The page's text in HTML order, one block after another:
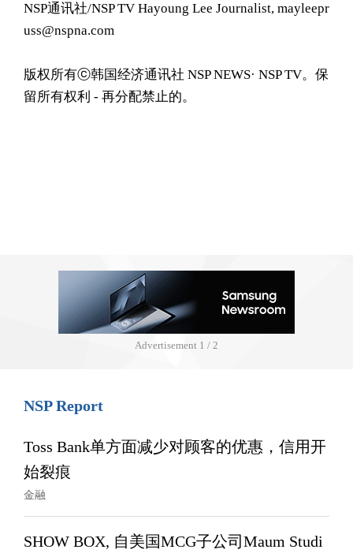
NSP通讯社/NSP TV Hayoung Lee Journalist, mayleepr
uss@nspna.com
版权所有ⓒ韩国经济通讯社 NSP NEWS· NSP TV。保
留所有权利 - 再分配禁止的。
Advertisement 1 / 2
NSP Report
Toss Bank单方面减少对顾客的优惠，信用开
始裂痕
金融
SHOW BOX, 自美国MCG子公司Maum Studi